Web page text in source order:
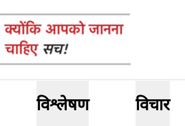
विश्लेषण विचार